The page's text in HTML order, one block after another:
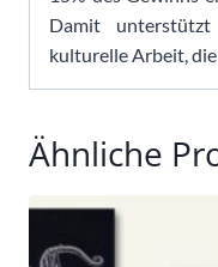
Damit
kulturelle Arbeit,
Ähnliche